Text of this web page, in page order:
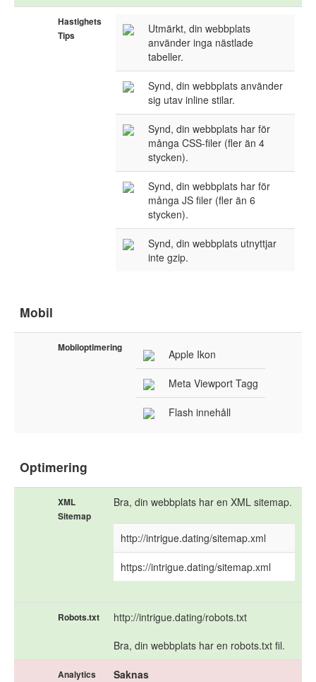
Hastighets
Tips
Utmärkt, din webbplats
använder inga nästlade
tabeller.
Synd, din webbplats använder
sig utav inline stilar.
Synd, din webbplats har för
många CSS-filer (fler än 4
stycken).
Synd, din webbplats har för
många JS filer (fler än 6
stycken).
Synd, din webbplats utnyttjar
inte gzip.
Mobil
Mobiloptimering Apple Ikon
Meta Viewport Tagg
Flash innehåll
Optimering
XML
Sitemap
Bra, din webbplats har en XML sitemap.
http://intrigue.dating/sitemap.xml
https://intrigue.dating/sitemap.xml
Robots.txt
http://intrigue.dating/robots.txt
Bra, din webbplats har en robots.txt fil.
Analytics
Saknas